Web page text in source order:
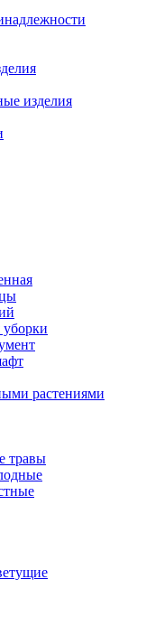
изделия
уборки
растениями
травы